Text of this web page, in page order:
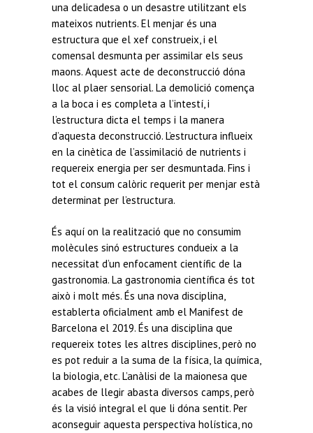
una delicadesa o un desastre utilitzant els
mateixos nutrients. El menjar és una
estructura que el xef construeix, i el
comensal desmunta per assimilar els seus
maons. Aquest acte de deconstrucció dóna
lloc al plaer sensorial. La demolició comença
a la boca i es completa a l’intestí, i
l’estructura dicta el temps i la manera
d’aquesta deconstrucció. L’estructura influeix
en la cinètica de l’assimilació de nutrients i
requereix energia per ser desmuntada. Fins i
tot el consum calòric requerit per menjar està
determinat per l’estructura.
És aquí on la realització que no consumim
molècules sinó estructures condueix a la
necessitat d’un enfocament científic de la
gastronomia. La gastronomia científica és tot
això i molt més. És una nova disciplina,
establerta oficialment amb el Manifest de
Barcelona el 2019. És una disciplina que
requereix totes les altres disciplines, però no
es pot reduir a la suma de la física, la química,
la biologia, etc. L’anàlisi de la maionesa que
acabes de llegir abasta diversos camps, però
és la visió integral el que li dóna sentit. Per
aconseguir aquesta perspectiva holística, no